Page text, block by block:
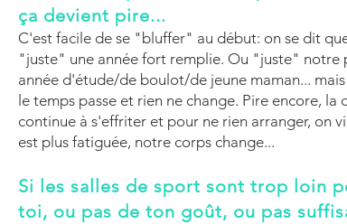
ça devient pire...
C'est facile de se "bluffer" au début: on se dit
"juste" une année fort remplie. Ou "juste" notre
année d'étude/de boulot/de jeune maman...
le temps passe et rien ne change. Pire encore, la
continue à s'effriter et pour ne rien arranger, on
est plus fatiguée, notre corps change...
Si les salles de sport sont trop loin
toi, ou pas de ton goût, ou pas